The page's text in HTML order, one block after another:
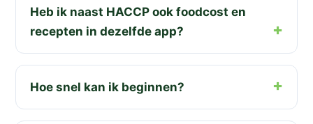
Heb ik naast HACCP ook foodcost en
recepten in dezelfde app?
Hoe snel kan ik beginnen?